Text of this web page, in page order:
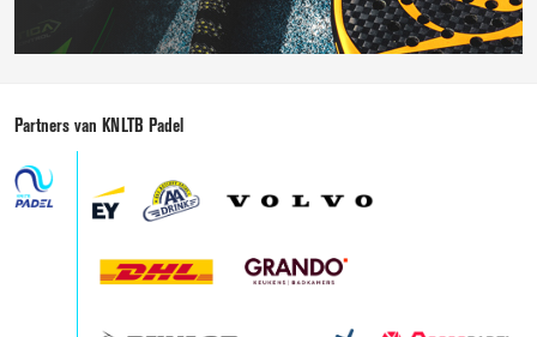
Partners van KNLTB Padel